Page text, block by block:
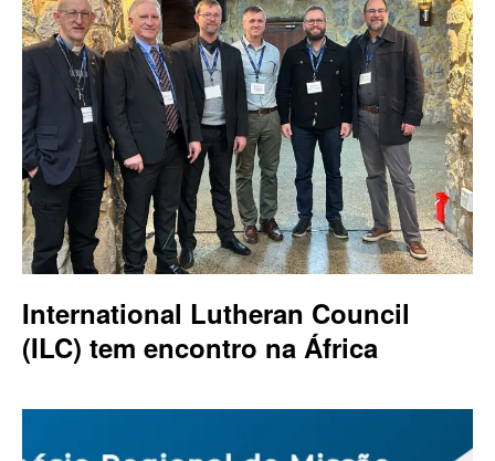
International Lutheran Council
(ILC) tem encontro na África